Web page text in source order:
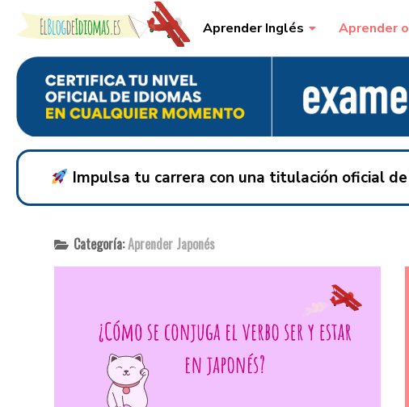
Skip to content Aprender Inglés Aprender
Impulsa tu carrera con una titulación oficial
Categoría:Aprender Japonés